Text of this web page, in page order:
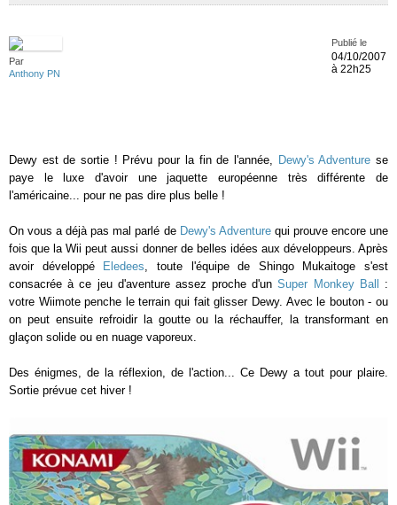
Par
Anthony PN
Publié le
04/10/2007
à 22h25
Dewy est de sortie ! Prévu pour la fin de l'année, Dewy's Adventurese
paye le luxe d'avoir une jaquette européenne très différente de
l'américaine... pour ne pas dire plus belle !
On vous a déjà pas mal parlé de Dewy's Adventure qui prouve encore une
fois que la Wii peut aussi donner de belles idées aux développeurs. Après
avoir développé
Eledees, toute l'équipe de Shingo Mukaitoge s'est
consacrée à ce jeu d'aventure assez proche d'unSuper Monkey Ball
:
votre Wiimote penche le terrain qui fait glisser Dewy. Avec le bouton - ou
on peut ensuite refroidir la goutte ou la réchauffer, la transformant en
glaçon solide ou en nuage vaporeux.
Des énigmes, de la réflexion, de l'action... Ce Dewy a tout pour plaire.
Sortie prévue cet hiver !